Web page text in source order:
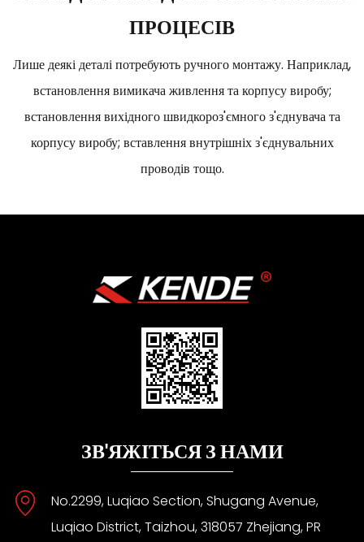
ПРОЦЕСІВ
Лише деякі деталі потребують ручного монтажу. Наприклад,
встановлення вимикача живлення та корпусу виробу;
встановлення вихідного швидкороз'ємного з'єднувача та
корпусу виробу; вставлення внутрішніх з'єднувальних
проводів тощо.
ЗВ'ЯЖІТЬСЯ З НАМИ
No.2299, Luqiao Section, Shugang Avenue,
Luqiao District, Taizhou, 318057 Zhejiang, PR